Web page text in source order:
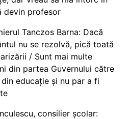
devin profesor
Tanczos Barna: Dacă
nu se rezolvă, pică toată
/ Sunt mai multe
din partea Guvernului către
educație și nu par a fi
consilier școlar: